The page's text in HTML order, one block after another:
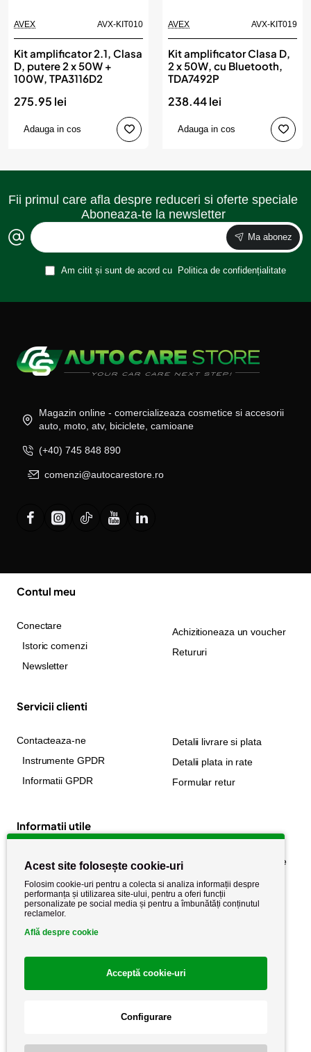
AVEX AVX-KIT010
Kit amplificator 2.1, Clasa
D, putere 2 x 50W +
100W, TPA3116D2
275.95 lei
Adauga in cos
AVEX AVX-KIT019
Kit amplificator Clasa D,
2 x 50W, cu Bluetooth,
TDA7492P
238.44 lei
Adauga in cos
Fii primul care afla despre reduceri si oferte speciale
Aboneaza-te la newsletter
Ma abonez
Am citit și sunt de acord cu Politica de confidențialitate
Magazin online - comercializeaza cosmetice si accesorii
auto, moto, atv, biciclete, camioane
(+40) 745 848 890
comenzi@autocarestore.ro
Contul meu
Conectare
Istoric comenzi
Newsletter
Achizitioneaza un voucher
Retururi
Servicii clienti
Contacteaza-ne
Instrumente GPDR
Informatii GPDR
Detalii livrare si plata
Detalii plata in rate
Formular retur
Informatii utile
Despre noi
Stiri si noutati
Politica de cookie
Politica de confidențialitate
Politica de retur
Termeni si conditii
Acest site folosește cookie-uri
Folosim cookie-uri pentru a colecta si analiza informații despre
performanța și utilizarea site-ului, pentru a oferi funcții
personalizate pe social media și pentru a îmbunătăți conținutul
reclamelor.
Află despre cookie
Acceptă cookie-uri
Configurare